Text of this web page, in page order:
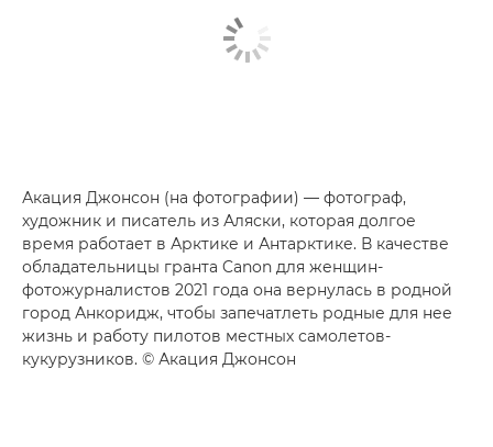
Акация Джонсон (на фотографии) — фотограф,
художник и писатель из Аляски, которая долгое
время работает в Арктике и Антарктике. В качестве
обладательницы гранта Canon для женщин-
фотожурналистов 2021 года она вернулась в родной
город Анкоридж, чтобы запечатлеть родные для нее
жизнь и работу пилотов местных самолетов-
кукурузников. © Акация Джонсон